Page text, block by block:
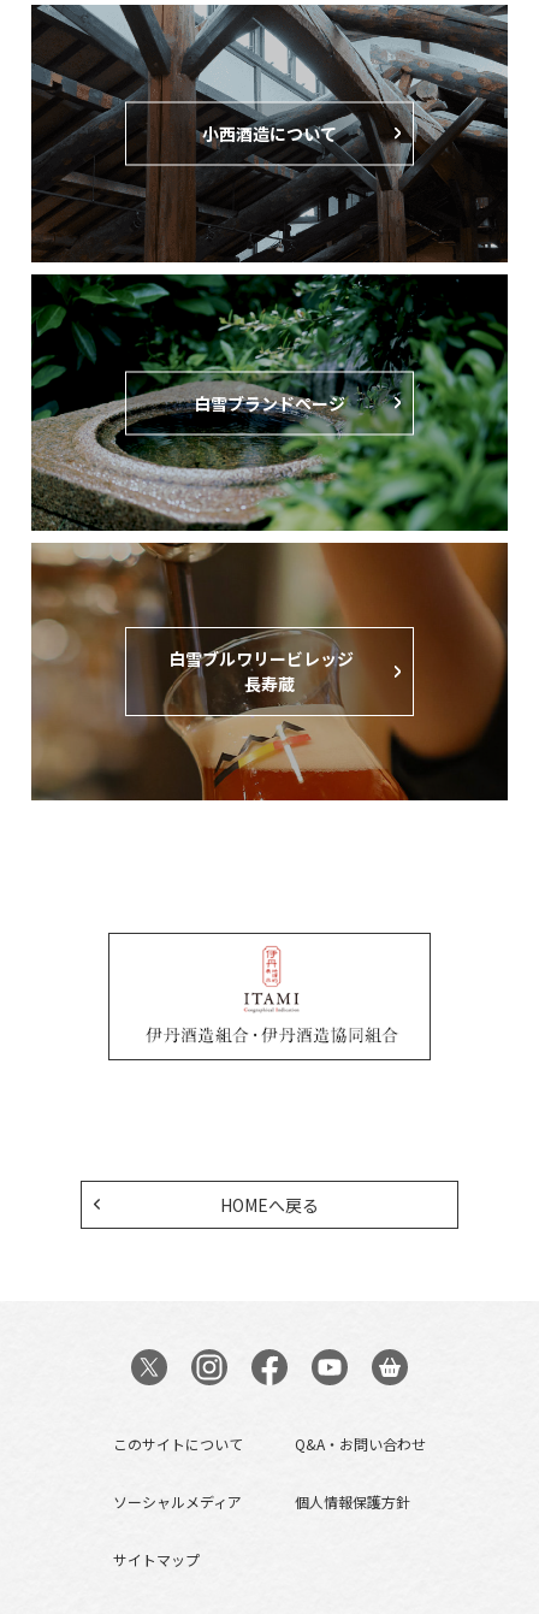
小西酒造について
白雪ブランドページ
⽩雪ブルワリービレッジ
⻑寿蔵
HOMEへ戻る
このサイトについて Q&A・お問い合わせ
ソーシャルメディア 個人情報保護方針
サイトマップ